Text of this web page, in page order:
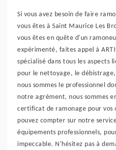
Si vous avez besoin de faire
vous êtes à Saint Maurice Les
vous êtes en quête d'un
expérimenté, faites appel à
spécialisé dans tous les aspects
pour le nettoyage, le
nous sommes le professionnel
notre agrément, nous sommes
certificat de ramonage pour vos
pouvez compter sur notre
équipements professionnels,
impeccable. N'hésitez pas à